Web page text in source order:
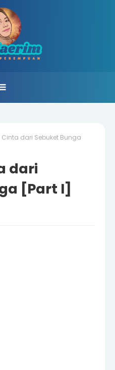
Cinta dari Sebuket Bunga
dari
[Part I]